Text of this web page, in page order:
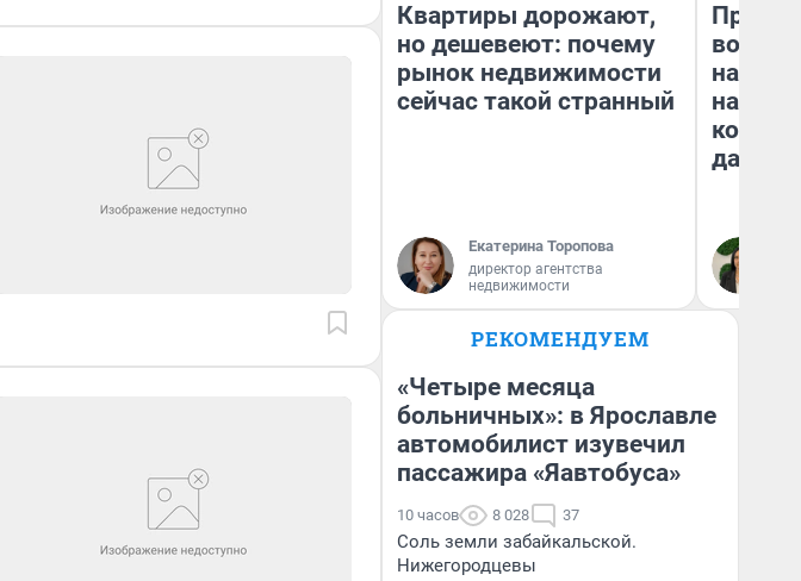
Квартиры дорожают,
но дешевеют: почему
рынок недвижимости
сейчас такой странный
Екатерина Торопова
директор агентства
недвижимости
нам
даже
РЕКОМЕНДУЕМ
«Четыре месяца
больничных»: в Ярославле
автомобилист изувечил
пассажира «Яавтобуса»
10 часов 8 028 37
Соль земли забайкальской.
Нижегородцевы